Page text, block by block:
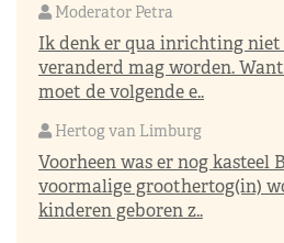
Moderator Petra
Ik denk er qua inrichting niet
veranderd mag worden.
moet de volgende e..
Hertog van Limburg
Voorheen was er nog kasteel
voormalige groothertog(in)
kinderen geboren z..